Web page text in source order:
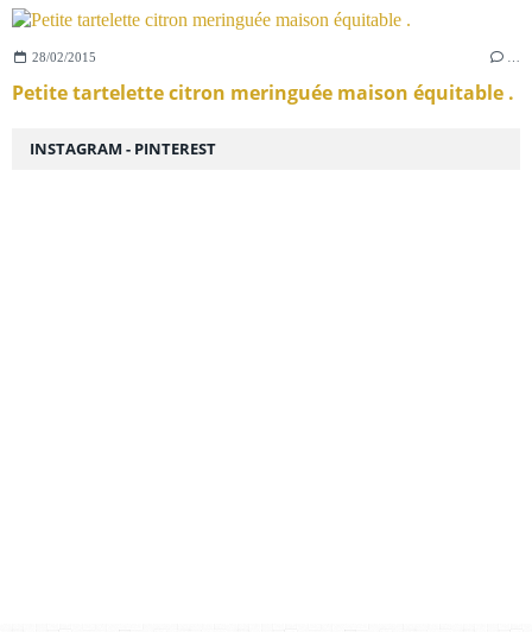
28/02/2015
Petite tartelette citron meringuée maison équitable .
INSTAGRAM - PINTEREST